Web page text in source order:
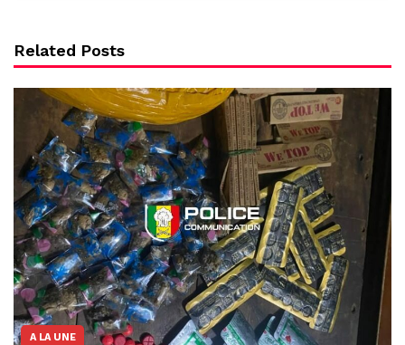
Related Posts
A LA UNE